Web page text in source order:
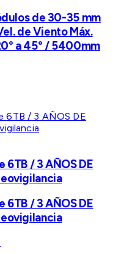
de 30-35 mm
de Viento Máx.
a 45° / 5400mm
6TB / 3 AÑOS DE
6TB / 3 AÑOS DE